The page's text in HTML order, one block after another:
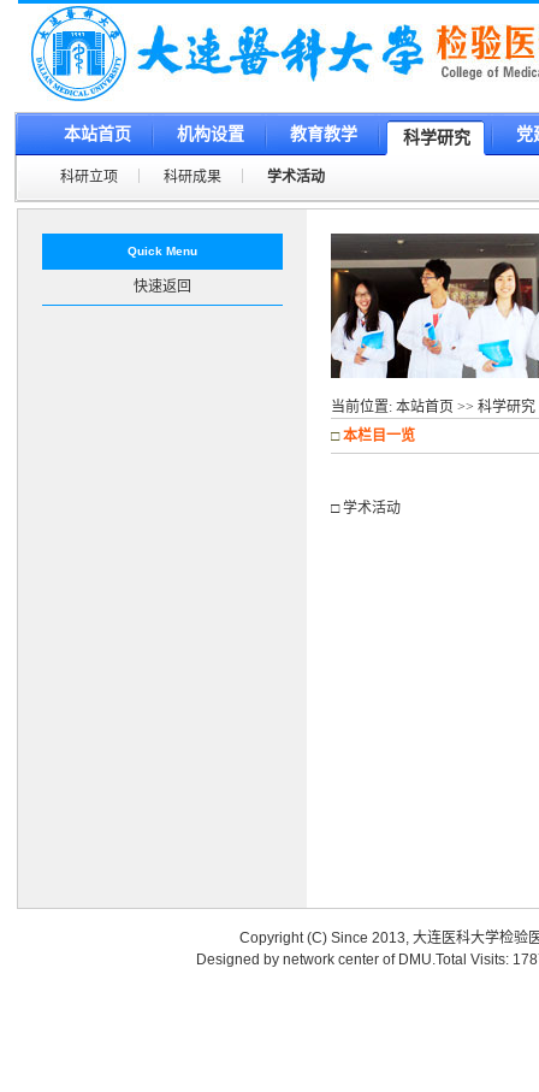
本站首页 机构设置 教育教学 科学研究 党
科研立项 科研成果 学术活动
Quick Menu
快速返回
当前位置: 本站首页 >> 科学研究
□本栏目一览
□ 学术活动
Copyright (C) Since 2013, 大连医科大学检验
Designed by network center of DMU.Total Visits: